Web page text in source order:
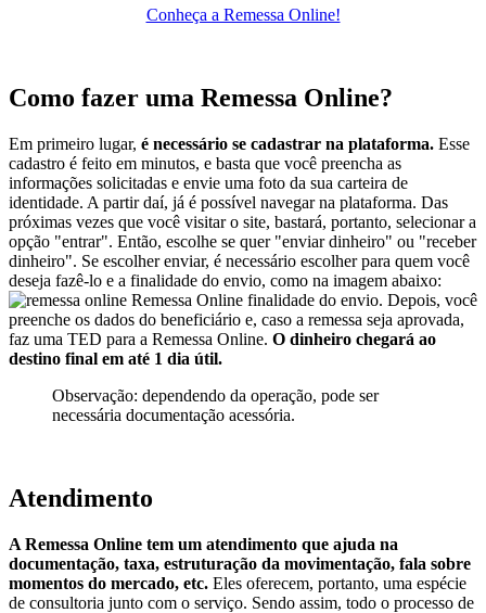
Conheça a Remessa Online!
Como fazer uma Remessa Online?
Em primeiro lugar, é necessário se cadastrar na plataforma. Esse
cadastro é feito em minutos, e basta que você preencha as
informações solicitadas e envie uma foto da sua carteira de
identidade. A partir daí, já é possível navegar na plataforma. Das
próximas vezes que você visitar o site, bastará, portanto, selecionar a
opção "entrar". Então, escolhe se quer "enviar dinheiro" ou "receber
dinheiro". Se escolher enviar, é necessário escolher para quem você
deseja fazê-lo e a finalidade do envio, como na imagem abaixo:
Remessa Online finalidade do envio. Depois, você
preenche os dados do beneficiário e, caso a remessa seja aprovada,
faz uma TED para a Remessa Online. O dinheiro chegará ao
destino final em até 1 dia útil.
Observação: dependendo da operação, pode ser
necessária documentação acessória.
Atendimento
A Remessa Online tem um atendimento que ajuda na
documentação, taxa, estruturação da movimentação, fala sobre
momentos do mercado, etc. Eles oferecem, portanto, uma espécie
de consultoria junto com o serviço. Sendo assim, todo o processo de